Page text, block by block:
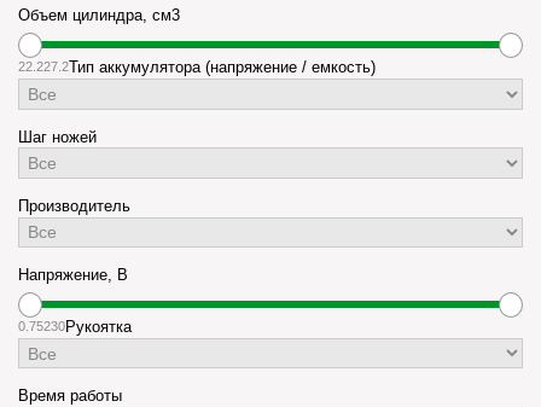
Объем цилиндра, см3
22.227.2 Тип аккумулятора (напряжение / емкость)
Шаг ножей
Производитель
Напряжение, В
0.75230Рукоятка
Время работы